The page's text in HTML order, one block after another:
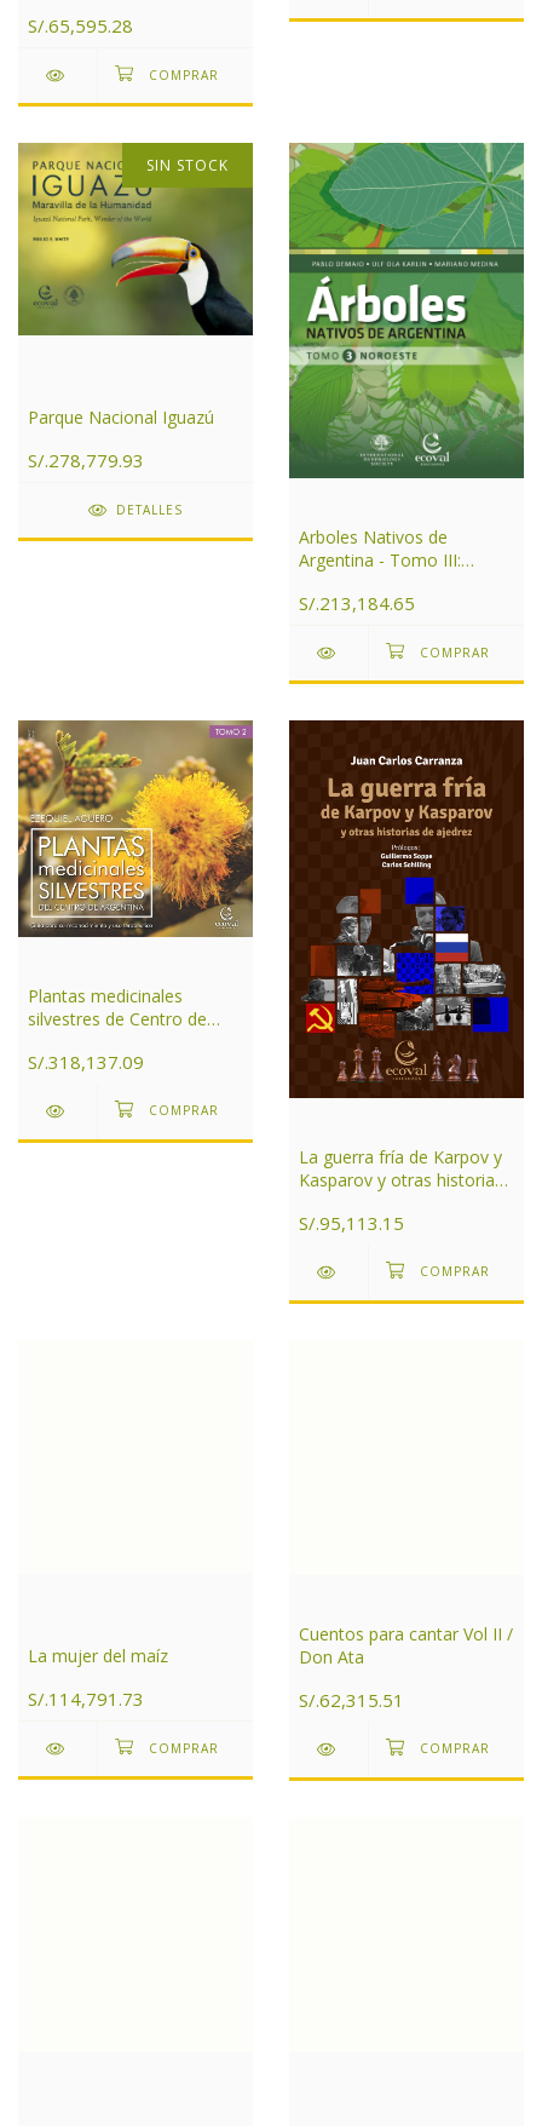
S/.65,595.28
SIN STOCK
Parque Nacional Iguazú
S/.278,779.93
DETALLES
Arboles Nativos de
Argentina - Tomo III:
S/.213,184.65
Plantas medicinales
silvestres de Centro de
S/.318,137.09
La guerra fría de Karpov y
Kasparov y otras historias
S/.95,113.15
La mujer del maíz
S/.114,791.73
Cuentos para cantar Vol II /
Don Ata
S/.62,315.51